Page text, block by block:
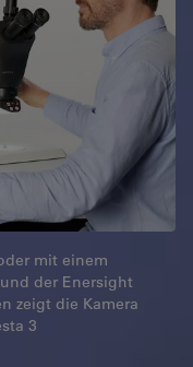
mit einem
der Enersight
zeigt die Kamera
3